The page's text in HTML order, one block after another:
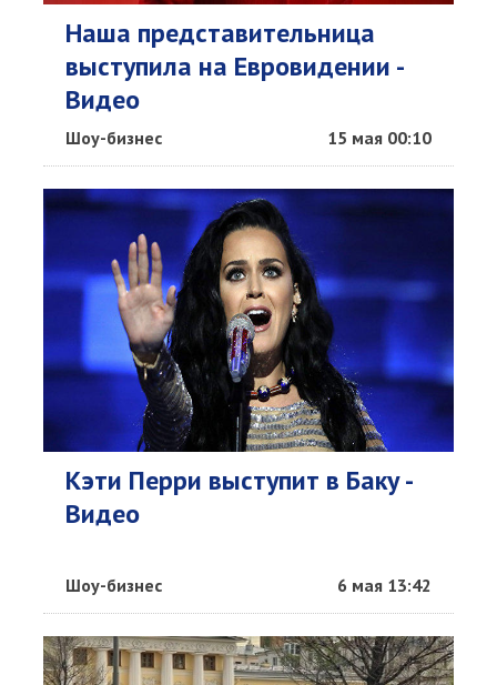
Наша представительница
выступила на Евровидении -
Видео
Шоу-бизнес 15 мая 00:10
Кэти Перри выступит в Баку -
Видео
Шоу-бизнес 6 мая 13:42